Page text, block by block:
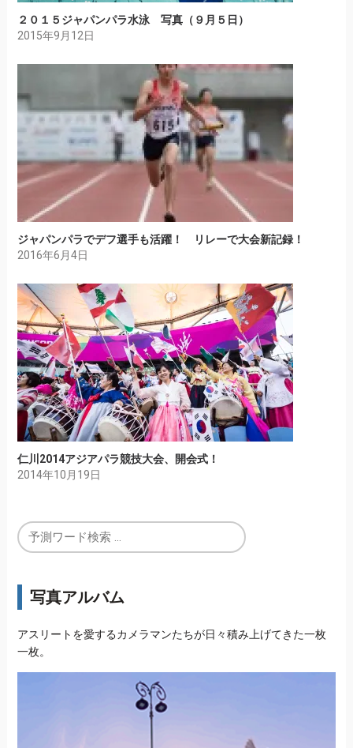
２０１５ジャパンパラ水泳 写真（９月５日）
2015年9月12日
ジャパンパラでデフ選手も活躍！ リレーで大会新記録！
2016年6月4日
仁川2014アジアパラ競技大会、開会式！
2014年10月19日
写真アルバム
アスリートを愛するカメラマンたちが日々積み上げてきた一枚
一枚。